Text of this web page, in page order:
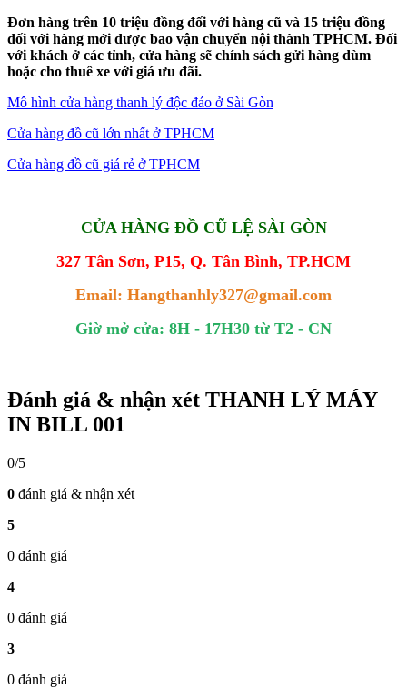
Đơn hàng trên 10 triệu đồng đối với hàng cũ và 15 triệu đồng
đối với hàng mới được bao vận chuyển nội thành TPHCM. Đối
với khách ở các tỉnh, cửa hàng sẽ chính sách gửi hàng dùm
hoặc cho thuê xe với giá ưu đãi.
Mô hình cửa hàng thanh lý độc đáo ở Sài Gòn
Cửa hàng đồ cũ lớn nhất ở TPHCM
Cửa hàng đồ cũ giá rẻ ở TPHCM
CỬA HÀNG ĐỒ CŨ LỆ SÀI GÒN
327 Tân Sơn, P15, Q. Tân Bình, TP.HCM
Email: Hangthanhly327@gmail.com
Giờ mở cửa: 8H - 17H30 từ T2 - CN
Đánh giá & nhận xét THANH LÝ MÁY
IN BILL 001
0/5
0 đánh giá & nhận xét
5
0 đánh giá
4
0 đánh giá
3
0 đánh giá